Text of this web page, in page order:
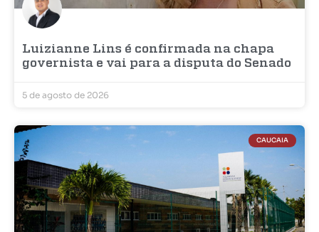
Luizianne Lins é confirmada na chapa
governista e vai para a disputa do Senado
5 de agosto de 2026
CAUCAIA